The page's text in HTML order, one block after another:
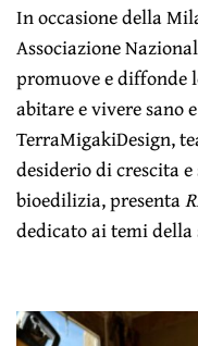
In occasione della
Associazione
promuove e diffonde
abitare e vivere sano
TerraMigakiDesign,
desiderio di crescita
bioedilizia, presenta
dedicato ai temi